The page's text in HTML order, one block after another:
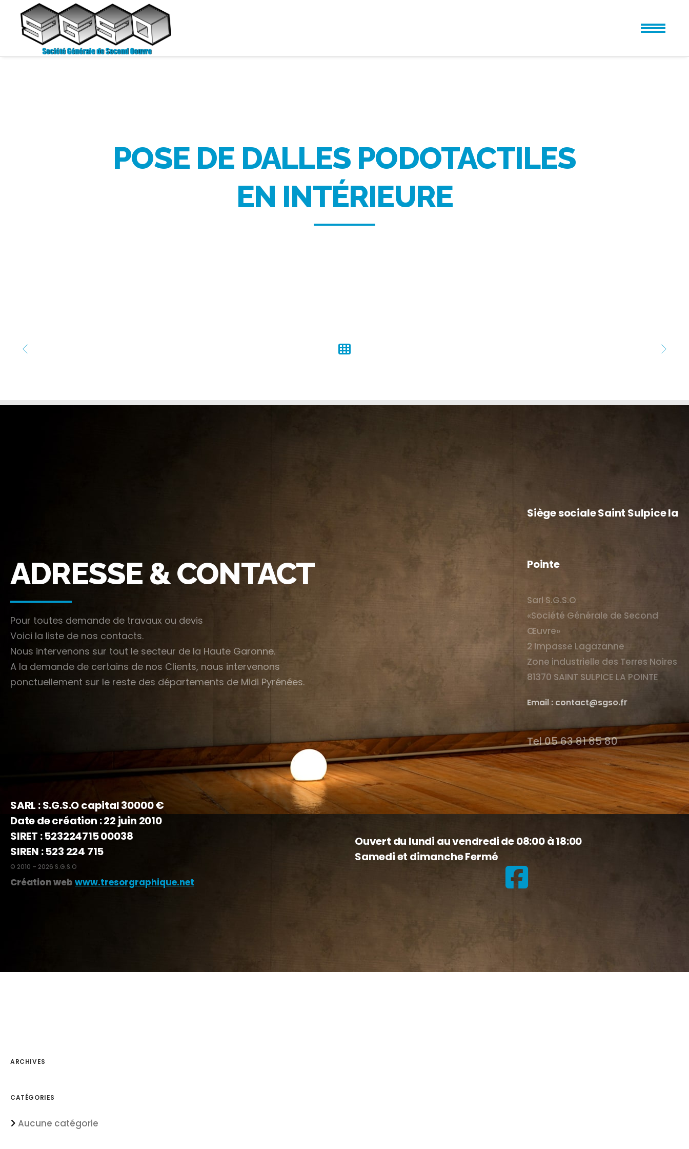
POSE DE DALLES PODOTACTILES
EN INTÉRIEURE
ADRESSE & CONTACT
Pour toutes demande de travaux ou devis
Voici la liste de nos contacts.
Nous intervenons sur tout le secteur de la Haute Garonne.
A la demande de certains de nos Clients, nous intervenons
ponctuellement sur le reste des départements de Midi Pyrénées.
Siège sociale Saint Sulpice la
Pointe
Sarl S.G.S.O
«Société Générale de Second
Œuvre»
2 Impasse Lagazanne
Zone industrielle des Terres Noires
81370 SAINT SULPICE LA POINTE
Email : contact@sgso.fr
Tel 05 63 81 85 80
SARL : S.G.S.O capital 30000 €
Date de création : 22 juin 2010
SIRET : 523224715 00038
SIREN : 523 224 715
© 2010 – 2026 S.G.S.O
Création web www.tresorgraphique.net
Ouvert du lundi au vendredi de 08:00 à 18:00
Samedi et dimanche Fermé
ARCHIVES
CATÉGORIES
Aucune catégorie
CHANTIERS RÉALISÉS
FORMULAIRE DE CONTACT
S.G.S.O RECRUTE